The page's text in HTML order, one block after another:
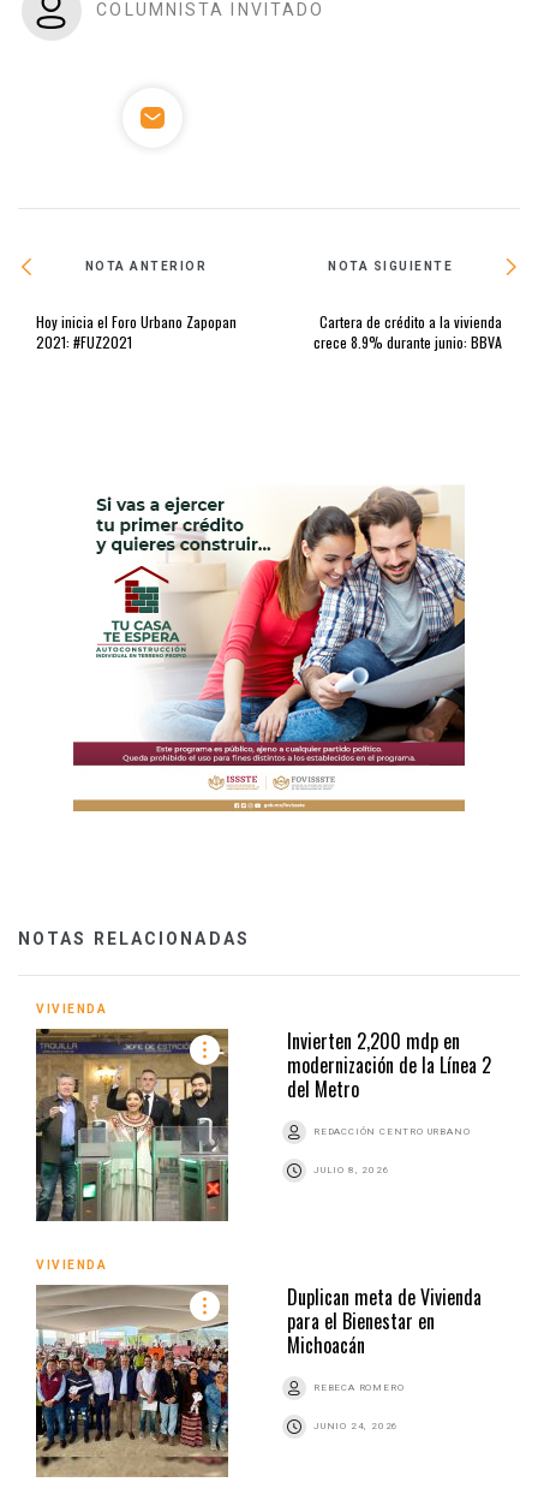
COLUMNISTA INVITADO
NOTA ANTERIOR
Hoy inicia el Foro Urbano Zapopan
2021: #FUZ2021
NOTA SIGUIENTE
Cartera de crédito a la vivienda
crece 8.9% durante junio: BBVA
NOTAS RELACIONADAS
VIVIENDA
Invierten 2,200 mdp en
modernización de la Línea 2
del Metro
REDACCIÓN CENTRO URBANO
JULIO 8, 2026
VIVIENDA
Duplican meta de Vivienda
para el Bienestar en
Michoacán
REBECA ROMERO
JUNIO 24, 2026